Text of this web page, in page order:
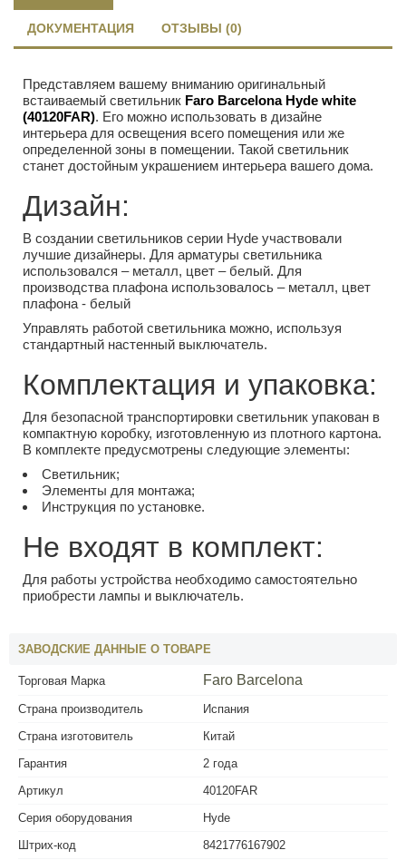
ДОКУМЕНТАЦИЯ ОТЗЫВЫ (0)
Представляем вашему вниманию оригинальный
встаиваемый светильник Faro Barcelona Hyde white
(40120FAR). Его можно использовать в дизайне
интерьера для освещения всего помещения или же
определенной зоны в помещении. Такой светильник
станет достойным украшением интерьера вашего дома.
Дизайн:
В создании светильников серии Hyde участвовали
лучшие дизайнеры. Для арматуры светильника
использовался – металл, цвет – белый. Для
производства плафона использовалось – металл, цвет
плафона - белый
Управлять работой светильника можно, используя
стандартный настенный выключатель.
Комплектация и упаковка:
Для безопасной транспортировки светильник упакован в
компактную коробку, изготовленную из плотного картона.
В комплекте предусмотрены следующие элементы:
Светильник;
Элементы для монтажа;
Инструкция по установке.
Не входят в комплект:
Для работы устройства необходимо самостоятельно
приобрести лампы и выключатель.
ЗАВОДСКИЕ ДАННЫЕ О ТОВАРЕ
Торговая Марка Faro Barcelona
Страна производитель
Испания
Страна изготовитель
Китай
Гарантия
2 года
Артикул
40120FAR
Серия оборудования
Hyde
Штрих-код
8421776167902